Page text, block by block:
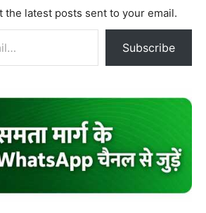
the latest posts sent to your email.
Subscribe